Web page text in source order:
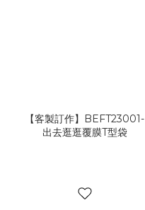
【客製訂作】BEFT23001-
出去逛逛覆膜T型袋